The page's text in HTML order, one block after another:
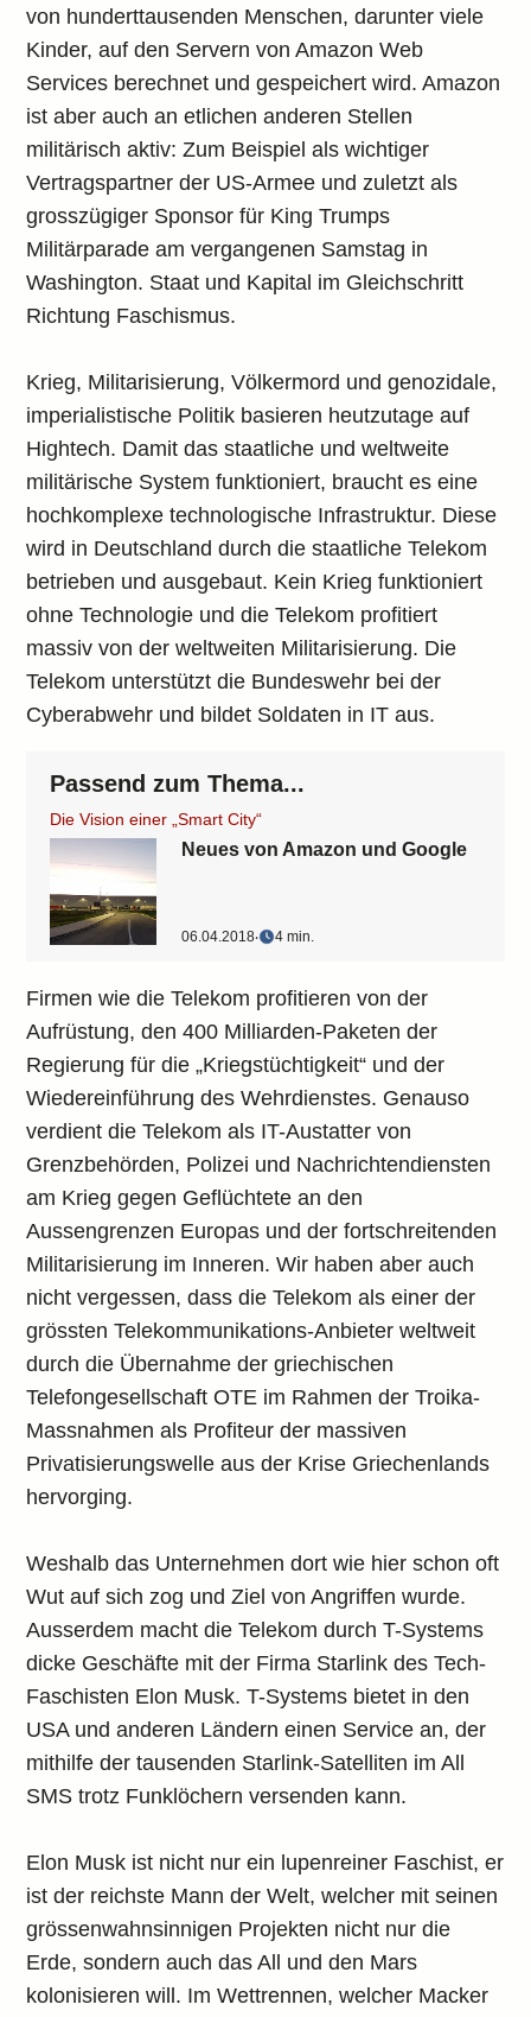
von hunderttausenden Menschen, darunter viele
Kinder, auf den Servern von Amazon Web
Services berechnet und gespeichert wird. Amazon
ist aber auch an etlichen anderen Stellen
militärisch aktiv: Zum Beispiel als wichtiger
Vertragspartner der US-Armee und zuletzt als
grosszügiger Sponsor für King Trumps
Militärparade am vergangenen Samstag in
Washington. Staat und Kapital im Gleichschritt
Richtung Faschismus.
Krieg, Militarisierung, Völkermord und genozidale,
imperialistische Politik basieren heutzutage auf
Hightech. Damit das staatliche und weltweite
militärische System funktioniert, braucht es eine
hochkomplexe technologische Infrastruktur. Diese
wird in Deutschland durch die staatliche Telekom
betrieben und ausgebaut. Kein Krieg funktioniert
ohne Technologie und die Telekom profitiert
massiv von der weltweiten Militarisierung. Die
Telekom unterstützt die Bundeswehr bei der
Cyberabwehr und bildet Soldaten in IT aus.
Passend zum Thema...
Die Vision einer „Smart City“
Neues von Amazon und Google
06.04.2018‧ 4 min.
Firmen wie die Telekom profitieren von der
Aufrüstung, den 400 Milliarden-Paketen der
Regierung für die „Kriegstüchtigkeit“ und der
Wiedereinführung des Wehrdienstes. Genauso
verdient die Telekom als IT-Austatter von
Grenzbehörden, Polizei und Nachrichtendiensten
am Krieg gegen Geflüchtete an den
Aussengrenzen Europas und der fortschreitenden
Militarisierung im Inneren. Wir haben aber auch
nicht vergessen, dass die Telekom als einer der
grössten Telekommunikations-Anbieter weltweit
durch die Übernahme der griechischen
Telefongesellschaft OTE im Rahmen der Troika-
Massnahmen als Profiteur der massiven
Privatisierungswelle aus der Krise Griechenlands
hervorging.
Weshalb das Unternehmen dort wie hier schon oft
Wut auf sich zog und Ziel von Angriffen wurde.
Ausserdem macht die Telekom durch T-Systems
dicke Geschäfte mit der Firma Starlink des Tech-
Faschisten Elon Musk. T-Systems bietet in den
USA und anderen Ländern einen Service an, der
mithilfe der tausenden Starlink-Satelliten im All
SMS trotz Funklöchern versenden kann.
Elon Musk ist nicht nur ein lupenreiner Faschist, er
ist der reichste Mann der Welt, welcher mit seinen
grössenwahnsinnigen Projekten nicht nur die
Erde, sondern auch das All und den Mars
kolonisieren will. Im Wettrennen, welcher Macker